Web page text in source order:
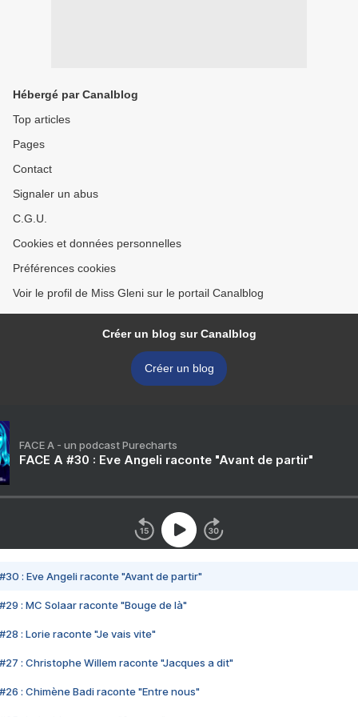
Hébergé par Canalblog
Top articles
Pages
Contact
Signaler un abus
C.G.U.
Cookies et données personnelles
Préférences cookies
Voir le profil de Miss Gleni sur le portail Canalblog
Créer un blog sur Canalblog
Créer un blog
FACE A - un podcast Purecharts
FACE A #30 : Eve Angeli raconte "Avant de partir"
#30 : Eve Angeli raconte "Avant de partir"
#29 : MC Solaar raconte "Bouge de là"
#28 : Lorie raconte "Je vais vite"
#27 : Christophe Willem raconte "Jacques a dit"
#26 : Chimène Badi raconte "Entre nous"